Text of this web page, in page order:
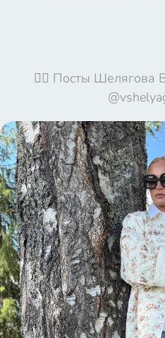
🦹‍♀️ Посты Шелягова